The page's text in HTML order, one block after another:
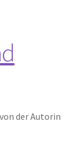
der Autorin